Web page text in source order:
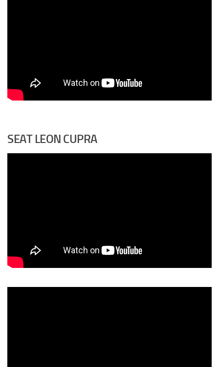
SEAT LEON CUPRA